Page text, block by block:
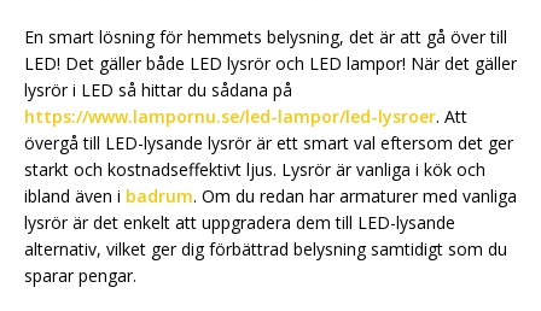
En smart lösning för hemmets belysning, det är att gå över till
LED! Det gäller både LED lysrör och LED lampor! När det gäller
lysrör i LED så hittar du sådana på
https://www.lampornu.se/led-lampor/led-lysroer. Att
övergå till LED-lysande lysrör är ett smart val eftersom det ger
starkt och kostnadseffektivt ljus. Lysrör är vanliga i kök och
ibland även i badrum. Om du redan har armaturer med vanliga
lysrör är det enkelt att uppgradera dem till LED-lysande
alternativ, vilket ger dig förbättrad belysning samtidigt som du
sparar pengar.